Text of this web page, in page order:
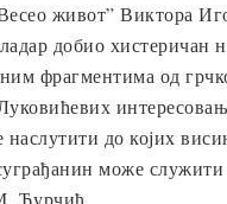
живот” Виктора
добио
фрагментима од
наслутити до којих
може
Ћурчић